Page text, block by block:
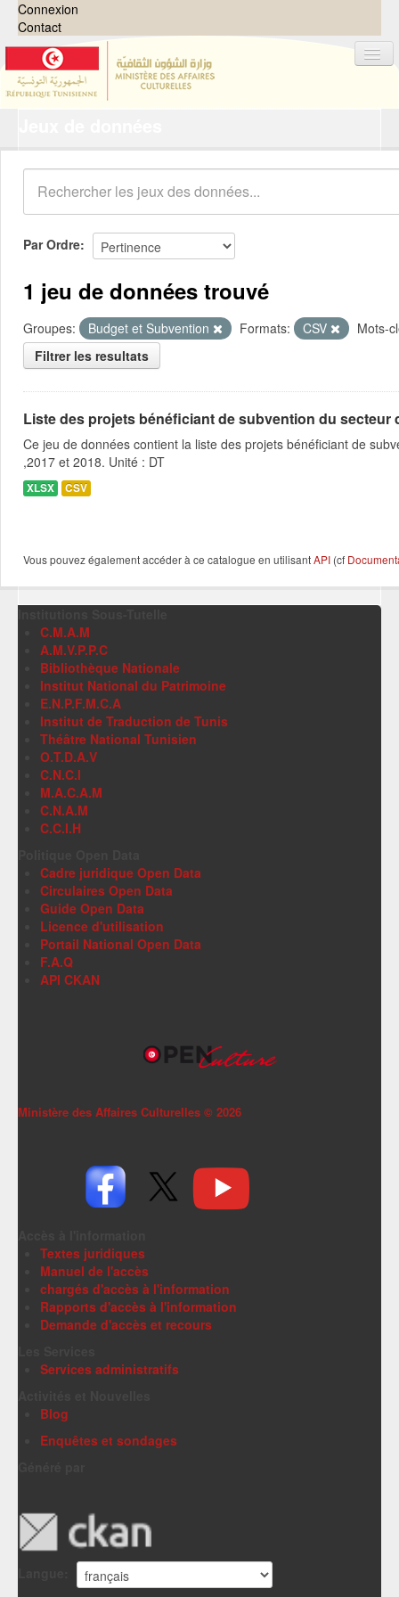
Connexion
Contact
Organisations
Groupes
Demandes 0
À propos
Par Ordre
1 jeu de données trouvé
Groupes: Budget et Subvention Formats: CSV
Mots-
Filtrer les resultats
Liste des projets bénéficiant de subvention du secteur
Ce jeu de données contient la liste des projets bénéficiant de
,2017 et 2018. Unité : DT
XLSX CSV
Vous pouvez également accéder à ce catalogue en utilisantAPI (cf
C.M.A.M
A.M.V.P.P.C
Bibliothèque Nationale
Institut National du Patrimoine
E.N.P.F.M.C.A
Institut de Traduction de Tunis
Théâtre National Tunisien
O.T.D.A.V
C.N.C.I
M.A.C.A.M
C.N.A.M
C.C.I.H
Cadre juridique Open Data
Circulaires Open Data
Guide Open Data
Licence d'utilisation
Portail National Open Data
F.A.Q
API CKAN
Ministère des Affaires Culturelles © 2026
Textes juridiques
Manuel de l'accès
chargés d'accès à l'information
Rapports d'accès à l'information
Demande d'accès et recours
Services administratifs
Blog
Enquêtes et sondages